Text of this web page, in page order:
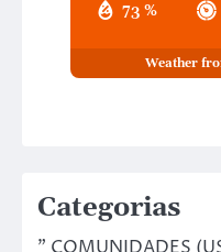
73 %
Weather
Categorias